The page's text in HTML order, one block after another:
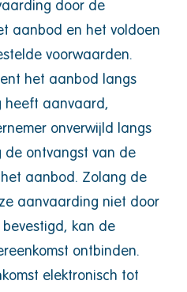
door de
aanbod en het voldoen
voorwaarden.
het aanbod langs
heeft aanvaard,
onverwijld langs
de ontvangst van de
aanbod. Zolang de
aanvaarding niet door
kan de
ontbinden.
elektronisch tot